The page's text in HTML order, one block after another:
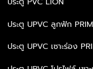
ประตู UPVC ลูกฟัก
ประตู UPVC เซาะร่อง